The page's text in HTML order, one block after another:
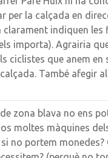
per la calçada en
indiquen les
importa). Agrairia
ciclistes que anem
També afegir
de zona blava no ens
moltes màquines
no portem